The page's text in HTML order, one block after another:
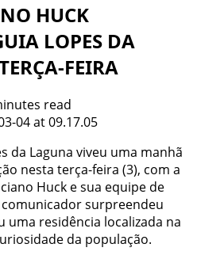
HUCK
LOPES DA
FEIRA
read
da Laguna viveu uma manhã
nesta terça-feira (3), com a
Huck e sua equipe de
surpreendeu
residência localizada na
da população.